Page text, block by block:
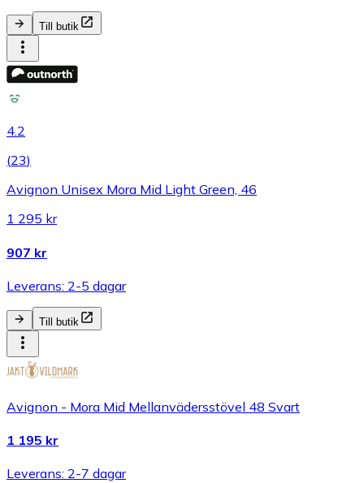
Till butik
4.2
(23)
Avignon Unisex Mora Mid Light Green, 46
1 295 kr
907 kr
Leverans: 2-5 dagar
Till butik
Avignon - Mora Mid Mellanvädersstövel 48 Svart
1 195 kr
Leverans: 2-7 dagar